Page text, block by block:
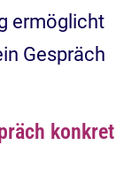
ermöglicht
Gespräch
konkret